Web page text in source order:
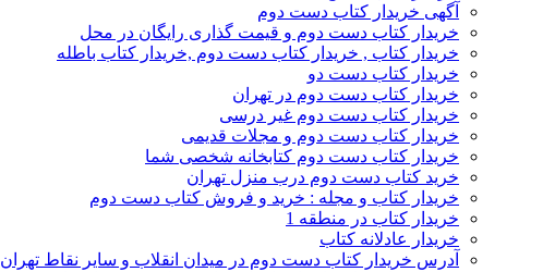
آگهی خریدار کتاب دست دوم
خریدار کتاب دست دوم و قیمت گذاری رایگان در محل
خریدار کتاب , خریدار کتاب دست دوم ,خریدار کتاب باطله
خریدار کتاب دست دو
خریدار کتاب دست دوم در تهران
خریدار کتاب دست دوم غیر درسی
خریدار کتاب دست دوم و مجلات قدیمی
خریدار کتاب دست دوم کتابخانه شخصی شما
خرید کتاب دست دوم درب منزل تهران
خریدار کتاب و مجله : خرید و فروش کتاب دست دوم
خریدار کتاب در منطقه 1
خریدار عادلانه کتاب
آدرس خریدار کتاب دست دوم در میدان انقلاب و سایر نقاط تهران